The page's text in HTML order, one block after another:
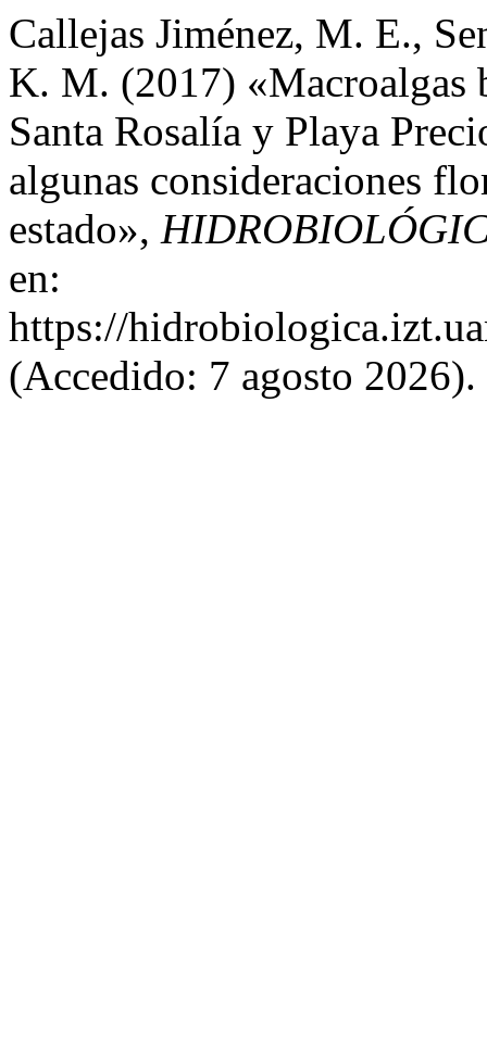
Callejas Jiménez, M. E.,
K. M. (2017) «Macroalgas
Santa Rosalía y Playa
algunas consideraciones
estado»,
en:
https://
(Accedido: 7 agosto 2026).